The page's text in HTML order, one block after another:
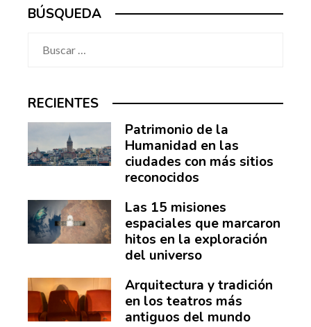
BÚSQUEDA
RECIENTES
Patrimonio de la
Humanidad en las
ciudades con más sitios
reconocidos
Las 15 misiones
espaciales que marcaron
hitos en la exploración
del universo
Arquitectura y tradición
en los teatros más
antiguos del mundo